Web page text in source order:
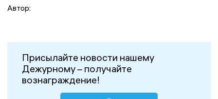
Автор:
Присылайте новости нашему
Дежурному – получайте
вознаграждение!